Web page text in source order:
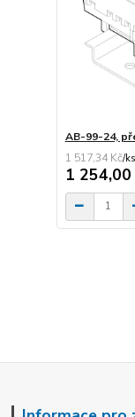
AB-99-24,
1 517,34 Kč/ks
1 254,00